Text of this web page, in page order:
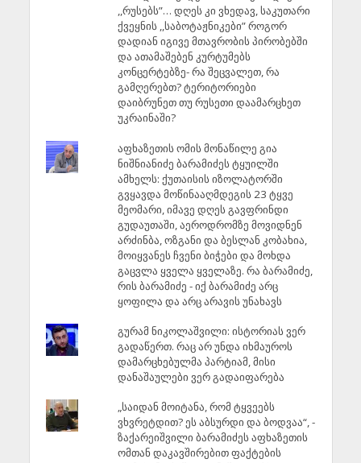
,,რუსებს”… დღეს კი ვხედავ, საკუთარი
ქვეყნის ,,საბოტაჟნიკები” როგორ
დადიან იგივე მთავრობის პირობებში
და ათამაშებენ კურტუმებს
კონცერტებზე- რა შეცვალეთ, რა
გამღერებთ? ტერიტორიები
დაიბრუნეთ თუ რუსეთი დაამარცხეთ
უკრაინაში?
აფხაზეთის ომის მონაწილე გია
ნიშნიანიძე ბარამიძეს ტყუილში
ამხელს: ქუთაისის იზოლატორში
გვყავდა მოწინააღმდეგის 23 ტყვე
მეომარი, იმავე დღეს გავფრინდი
გუდაუთაში, აეროდრომზე მოვიდნენ
არძინბა, ოზგანი და ბესლან კობახია,
მოიყვანეს ჩვენი ბიჭები და მოხდა
გაცვლა ყველა ყველაზე. რა ბარამიძე,
რის ბარამიძე - იქ ბარამიძე არც
ყოფილა და არც არავის უნახავს
გურამ ნიკოლაშვილი: ისტორიას ვერ
გადაწერთ. რაც არ უნდა იხმაუროს
დამარცხებულმა პარტიამ, მისი
დანაშაულები ვერ გადაიფარება
„საიდან მოიტანა, რომ ტყვეებს
ვხვრეტდით? ეს აბსურდი და ბოდვაა“, -
ზაქარეიშვილი ბარამიძეს აფხაზეთის
ომთან დაკავშირებით ფაქტების